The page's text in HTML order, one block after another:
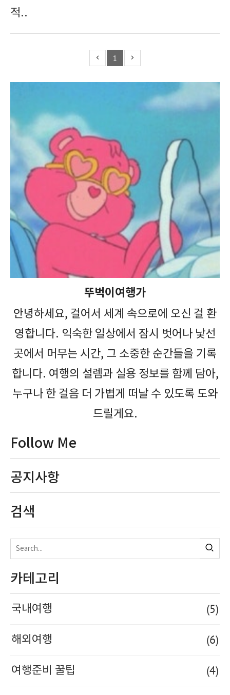
적..
1
뚜벅이여행가
안녕하세요, 걸어서 세계 속으로에 오신 걸 환
영합니다. 익숙한 일상에서 잠시 벗어나 낯선
곳에서 머무는 시간, 그 소중한 순간들을 기록
합니다. 여행의 설렘과 실용 정보를 함께 담아,
누구나 한 걸음 더 가볍게 떠날 수 있도록 도와
드릴게요.
Follow Me
공지사항
검색
카테고리
국내여행 (5)
해외여행 (6)
여행준비 꿀팁 (4)